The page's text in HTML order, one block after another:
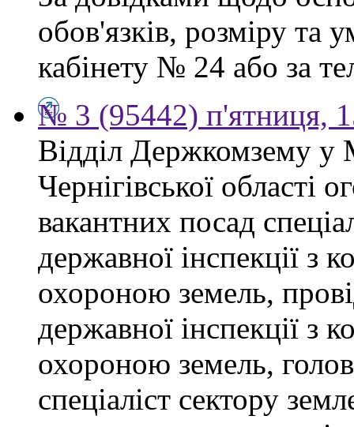
обов'язків, розміру та
кабінету № 24 або за
№ 3 (95442) п'ятниця,
Відділ Держкомзему у
Чернігівської області
вакантних посад
державної інспекції з
охороною земель,
державної інспекції з
охороною земель,
спеціаліст сектору